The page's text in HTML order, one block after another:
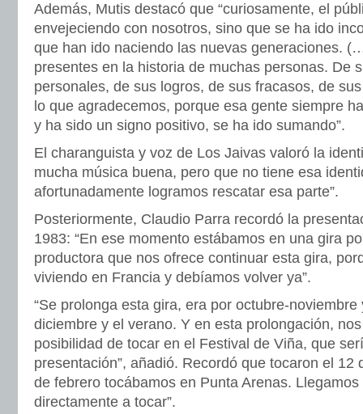
Además, Mutis destacó que “curiosamente, el
envejeciendo con nosotros, sino que se ha ido
que han ido naciendo las nuevas generaciones.
presentes en la historia de muchas personas. De
personales, de sus logros, de sus fracasos, de
lo que agradecemos, porque esa gente siempre
y ha sido un signo positivo, se ha ido sumando”.
El charanguista y voz de Los Jaivas valoró la
mucha música buena, pero que no tiene esa
afortunadamente logramos rescatar esa parte”.
Posteriormente, Claudio Parra recordó la
1983: “En ese momento estábamos en una gira
productora que nos ofrece continuar esta gira,
viviendo en Francia y debíamos volver ya”.
“Se prolonga esta gira, era por octubre-
diciembre y el verano. Y en esta prolongación,
posibilidad de tocar en el Festival de Viña, que
presentación”, añadió. Recordó que tocaron el 12
de febrero tocábamos en Punta Arenas.
directamente a tocar”.